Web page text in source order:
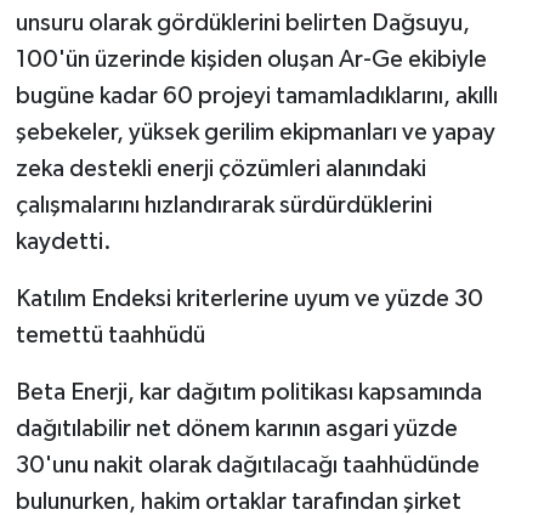
unsuru olarak gördüklerini belirten Dağsuyu,
100'ün üzerinde kişiden oluşan Ar-Ge ekibiyle
bugüne kadar 60 projeyi tamamladıklarını, akıllı
şebekeler, yüksek gerilim ekipmanları ve yapay
zeka destekli enerji çözümleri alanındaki
çalışmalarını hızlandırarak sürdürdüklerini
kaydetti.
Katılım Endeksi kriterlerine uyum ve yüzde 30
temettü taahhüdü
Beta Enerji, kar dağıtım politikası kapsamında
dağıtılabilir net dönem karının asgari yüzde
30'unu nakit olarak dağıtılacağı taahhüdünde
bulunurken, hakim ortaklar tarafından şirket